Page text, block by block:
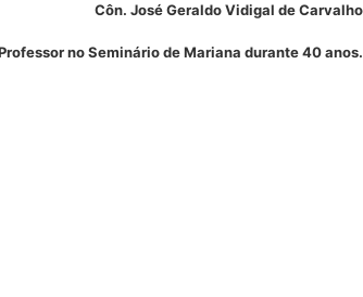
Côn. José Geraldo Vidigal de Carvalho
no Seminário de Mariana durante 40 anos.